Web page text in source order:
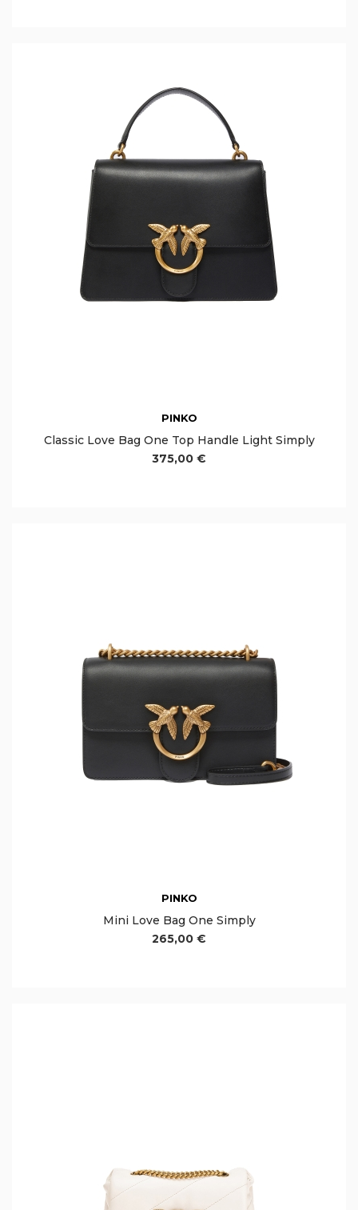
PINKO
Classic Love Bag One Top Handle Light Simply
375,00 €
PINKO
Mini Love Bag One Simply
265,00 €